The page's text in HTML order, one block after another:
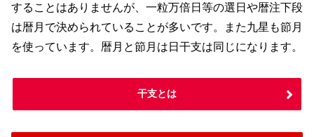
することはありませんが、一粒万倍日等の選日や暦注下段
は暦月で決められていることが多いです。また九星も節月
を使っています。暦月と節月は日干支は同じになります。
干支とは